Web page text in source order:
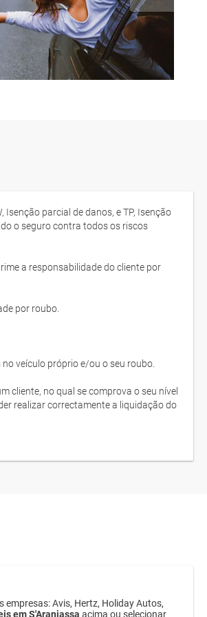
parcial de danos, e TP, Isenção
o seguro contra todos os riscos
a responsabilidade do cliente por
por roubo.
veículo próprio e/ou o seu roubo.
cliente, no qual se comprova o seu nível
realizar correctamente a liquidação do
empresas: Avis, Hertz, Holiday Autos,
em S'Aranjassa acima ou selecionar